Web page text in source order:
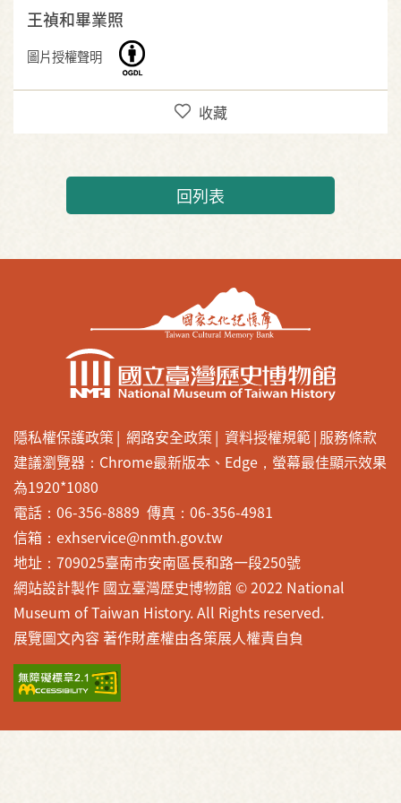
王禎和畢業照
圖片授權聲明
收藏
回列表
隱私權保護政策 網路安全政策 資料授權規範 服務條款
建議瀏覽器：Chrome最新版本、Edge，螢幕最佳顯示效果
為1920*1080
電話：06-356-8889 傳真：06-356-4981
信箱：exhservice@nmth.gov.tw
地址：709025臺南市安南區長和路一段250號
網站設計製作 國立臺灣歷史博物館 © 2022 National
Museum of Taiwan History. All Rights reserved.
展覽圖文內容 著作財產權由各策展人權責自負